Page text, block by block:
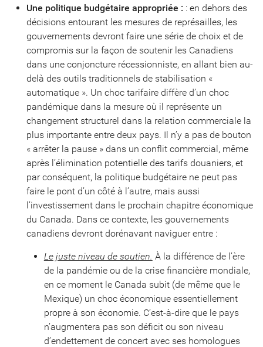
Une politique budgétaire appropriée : : en dehors des
décisions entourant les mesures de représailles, les
gouvernements devront faire une série de choix et de
compromis sur la façon de soutenir les Canadiens
dans une conjoncture récessionniste, en allant bien au-
delà des outils traditionnels de stabilisation «
automatique ». Un choc tarifaire diffère d’un choc
pandémique dans la mesure où il représente un
changement structurel dans la relation commerciale la
plus importante entre deux pays. Il n’y a pas de bouton
« arrêter la pause » dans un conflit commercial, même
après l’élimination potentielle des tarifs douaniers, et
par conséquent, la politique budgétaire ne peut pas
faire le pont d’un côté à l’autre, mais aussi
l’investissement dans le prochain chapitre économique
du Canada. Dans ce contexte, les gouvernements
canadiens devront dorénavant naviguer entre :
Le juste niveau de soutien. À la différence de l’ère
de la pandémie ou de la crise financière mondiale,
en ce moment le Canada subit (de même que le
Mexique) un choc économique essentiellement
propre à son économie. C’est-à-dire que le pays
n’augmentera pas son déficit ou son niveau
d’endettement de concert avec ses homologues